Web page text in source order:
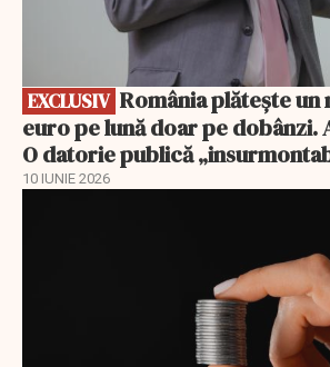
EXCLUSIV
euro pe lună doar pe dobânzi.
O datorie publică
10 IUNIE 2026